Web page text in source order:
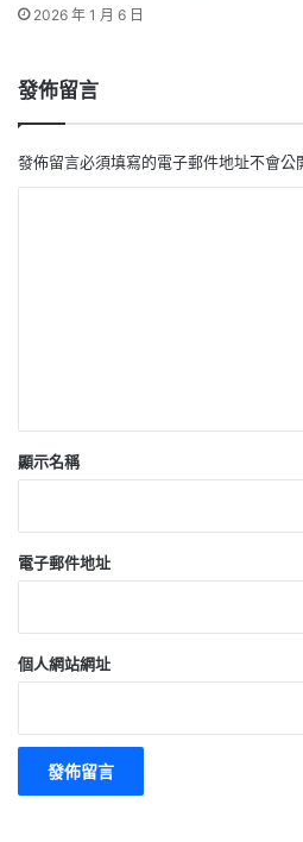
2026 年 1 月 6 日
發佈留言
發佈留言必須填寫的電子郵件地址不會公
顯示名稱
電子郵件地址
個人網站網址